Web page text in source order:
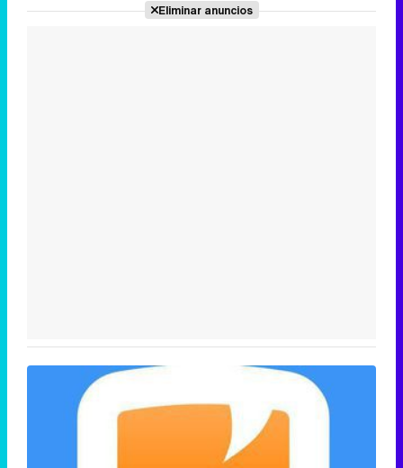
Eliminar anuncios